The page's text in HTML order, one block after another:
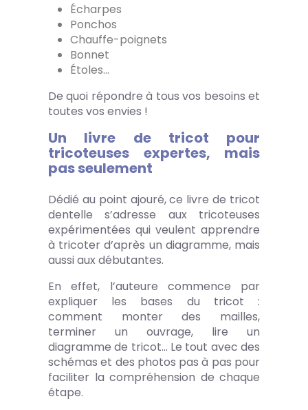
Écharpes
Ponchos
Chauffe-poignets
Bonnet
Étoles…
De quoi répondre à tous vos besoins et
toutes vos envies !
Un livre de tricot pour
tricoteuses expertes, mais
pas seulement
Dédié au point ajouré, ce livre de tricot
dentelle s’adresse aux tricoteuses
expérimentées qui veulent apprendre
à tricoter d’après un diagramme, mais
aussi aux débutantes.
En effet, l’auteure commence par
expliquer les bases du tricot :
comment monter des mailles,
terminer un ouvrage, lire un
diagramme de tricot… Le tout avec des
schémas et des photos pas à pas pour
faciliter la compréhension de chaque
étape.